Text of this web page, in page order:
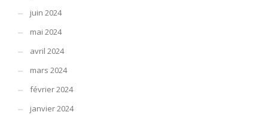
juin 2024
mai 2024
avril 2024
mars 2024
février 2024
janvier 2024